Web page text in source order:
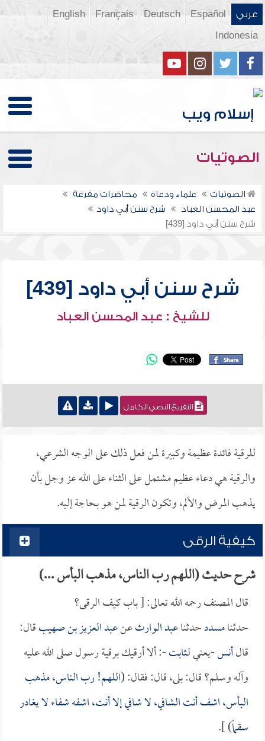
عربي Español
Deutsch
Français
English
Indonesia
الصوتيات
الصوتيات علماء ودعاة
محاضرات مفرغة
عبد المحسن العباد
شرح سنن أبي داود
شرح سنن أبي داود [439]
شرح سنن أبي داود [439]
للشيخ : عبد المحسن العباد
التفريغ النصي الكامل
للرقية فائدة عظيمة وكبيرة لمن فعل ذلك على الوجه الشرعي،
والرقية هي دعاء عظيم مشتمل على الثناء على الله عز وجل بأن
يذهب المرض والألم، وتكون الرقية لمن هو بحاجة إليه.
كيفية الرقى
شرح حديث (اللهم رب الناس، مذهب البأس ...)
قال المصنف رحمه الله تعالى: [ باب كيف الرقى؟
حدثنامسددحدثناعبد الوارثعنعبد العزيز بن صهيبقال:
قالأنس-يعني لـثابت-: ألا أرقيك برقية رسول صلى الله عليه
وآله وسلم؟ قال: بلى، قال: فقال: (اللهم! رب الناس، مذهب
البأس، اشف أنت الشافي، لا شافي إلا أنت، اشفه شفاء لا يغادر
سقماً) ].